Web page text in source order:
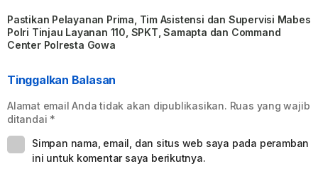
Pastikan Pelayanan Prima, Tim Asistensi dan Supervisi Mabes
Polri Tinjau Layanan 110, SPKT, Samapta dan Command
Center Polresta Gowa
Tinggalkan Balasan
Alamat email Anda tidak akan dipublikasikan. Ruas yang wajib
ditandai *
Simpan nama, email, dan situs web saya pada peramban
ini untuk komentar saya berikutnya.